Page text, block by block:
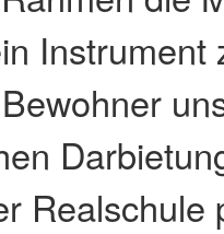
Instrument
Realschule